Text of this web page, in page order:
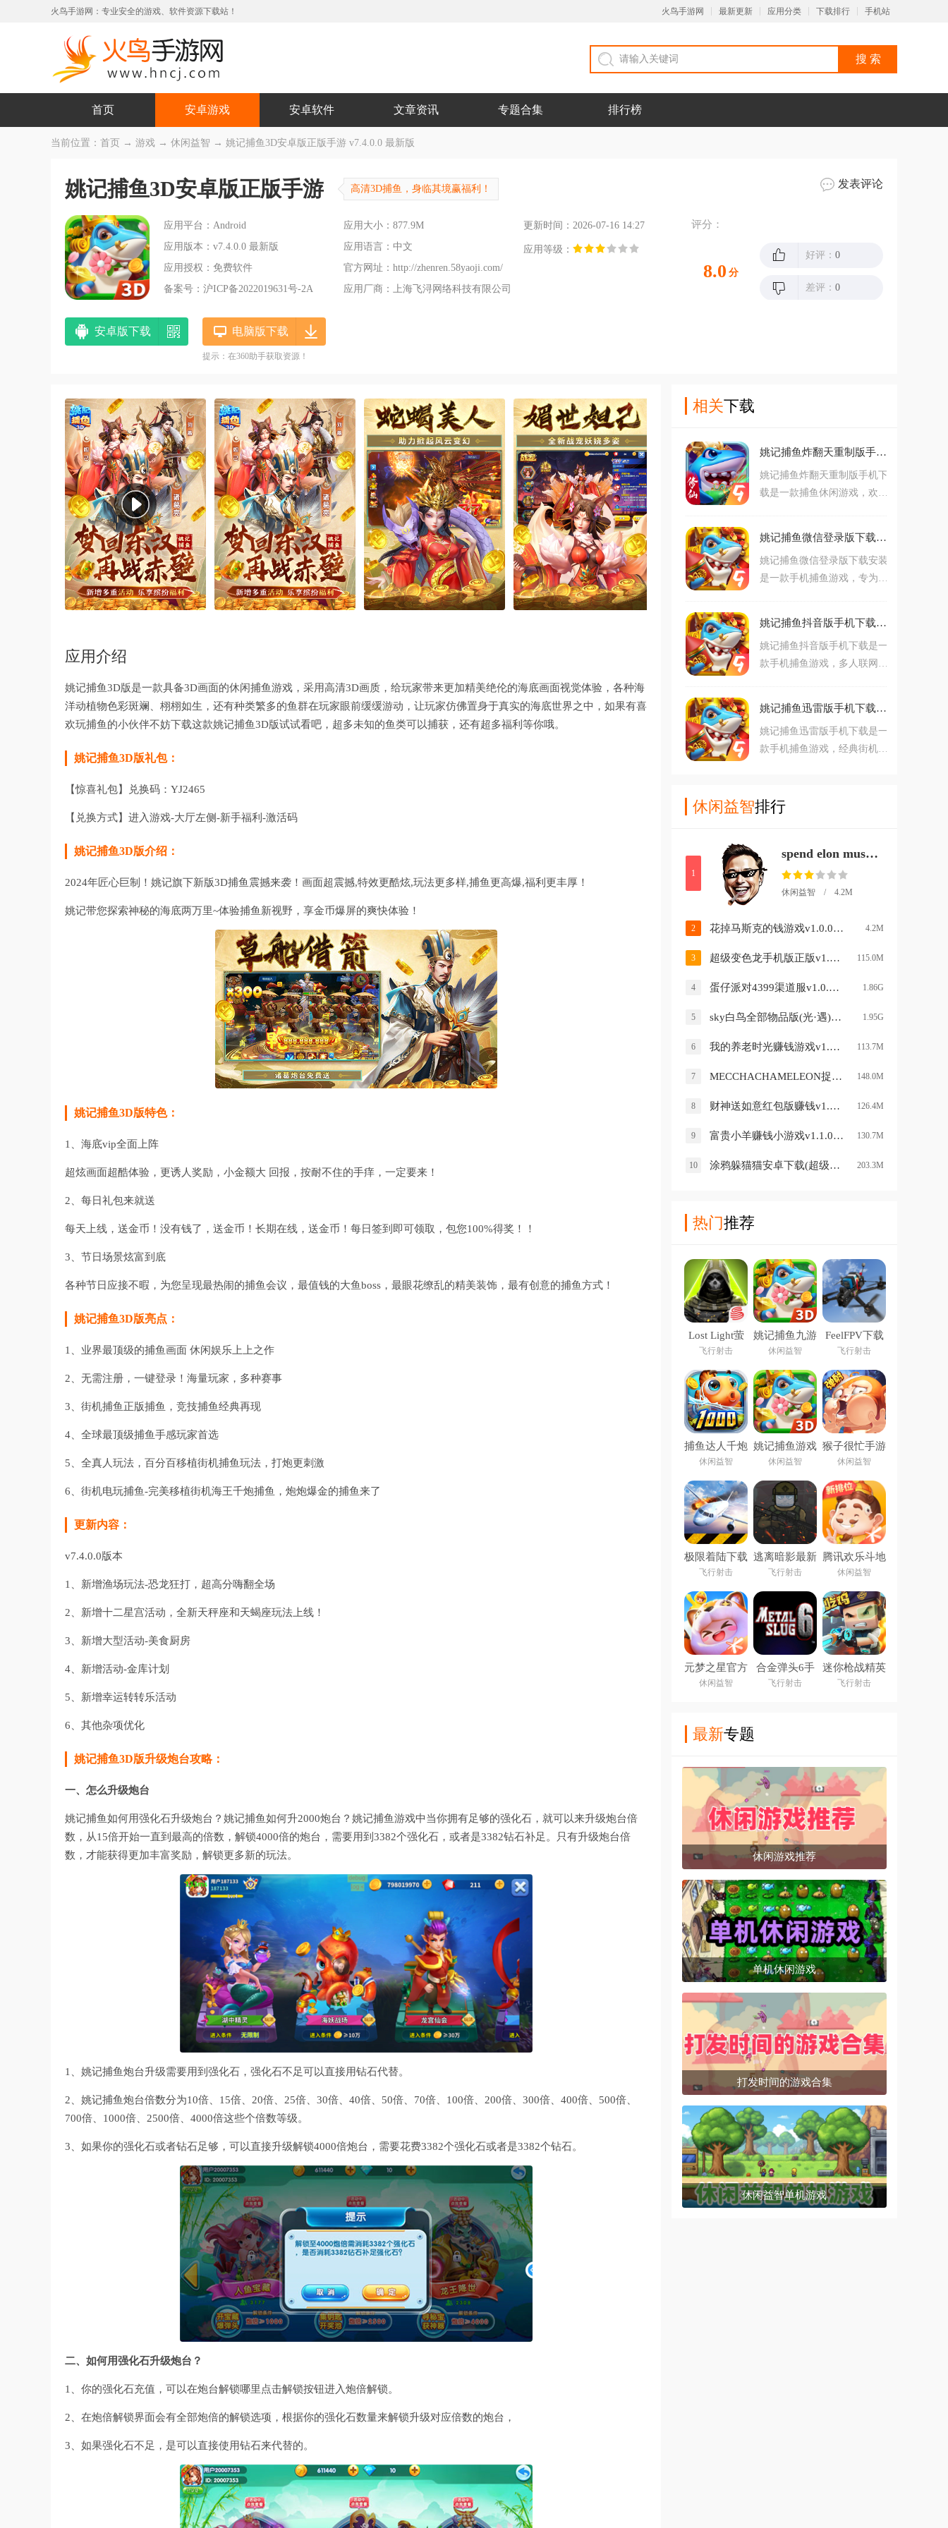
火鸟手游网：专业安全的游戏、软件资源下载站！ 火鸟手游网 最新更新 应用分类 下载排行 手机站
首页 安卓游戏 安卓软件 文章资讯 专题合集 排行榜
当前位置： 首页 → 游戏 → 休闲益智 → 姚记捕鱼3D安卓版正版手游 v7.4.0.0 最新版
姚记捕鱼3D安卓版正版手游 高清3D捕鱼，身临其境赢福利！ 发表评论
应用平台：Android 应用大小：877.9M
更新时间：2026-07-16 14:27
应用版本：v7.4.0.0 最新版
应用语言：中文
应用等级：
应用授权：免费软件
官方网址： http://zhenren.58yaoji.com/
备案号：沪ICP备2022019631号-2A
应用厂商：上海飞浔网络科技有限公司
评分：
8.0 分
好评： 0
差评： 0
安卓版下载 电脑版下载
提示：在360助手获取资源！
应用介绍
姚记捕鱼3D版是一款具备3D画面的休闲捕鱼游戏，采用高清3D画质，给玩家带来更加精美绝伦的海底画面视觉体验，各种海
洋动植物色彩斑斓、栩栩如生，还有种类繁多的鱼群在玩家眼前缓缓游动，让玩家仿佛置身于真实的海底世界之中，如果有喜
欢玩捕鱼的小伙伴不妨下载这款姚记捕鱼3D版试试看吧，超多未知的鱼类可以捕获，还有超多福利等你哦。
姚记捕鱼3D版礼包：
【惊喜礼包】兑换码：YJ2465
【兑换方式】进入游戏-大厅左侧-新手福利-激活码
姚记捕鱼3D版介绍：
2024年匠心巨制！姚记旗下新版3D捕鱼震撼来袭！画面超震撼,特效更酷炫,玩法更多样,捕鱼更高爆,福利更丰厚！
姚记带您探索神秘的海底两万里~体验捕鱼新视野，享金币爆屏的爽快体验！
姚记捕鱼3D版特色：
1、海底vip全面上阵
超炫画面超酷体验，更诱人奖励，小金额大 回报，按耐不住的手痒，一定要来！
2、每日礼包来就送
每天上线，送金币！没有钱了，送金币！长期在线，送金币！每日签到即可领取，包您100%得奖！！
3、节日场景炫富到底
各种节日应接不暇，为您呈现最热闹的捕鱼会议，最值钱的大鱼boss，最眼花缭乱的精美装饰，最有创意的捕鱼方式！
姚记捕鱼3D版亮点：
1、业界最顶级的捕鱼画面 休闲娱乐上上之作
2、无需注册，一键登录！海量玩家，多种赛事
3、街机捕鱼正版捕鱼，竞技捕鱼经典再现
4、全球最顶级捕鱼手感玩家首选
5、全真人玩法，百分百移植街机捕鱼玩法，打炮更刺激
6、街机电玩捕鱼-完美移植街机海王千炮捕鱼，炮炮爆金的捕鱼来了
更新内容：
v7.4.0.0版本
1、新增渔场玩法-恐龙狂打，超高分嗨翻全场
2、新增十二星宫活动，全新天秤座和天蝎座玩法上线！
3、新增大型活动-美食厨房
4、新增活动-金库计划
5、新增幸运转转乐活动
6、其他杂项优化
姚记捕鱼3D版升级炮台攻略：
一、怎么升级炮台
姚记捕鱼如何用强化石升级炮台？姚记捕鱼如何升2000炮台？姚记捕鱼游戏中当你拥有足够的强化石，就可以来升级炮台倍
数，从15倍开始一直到最高的倍数，解锁4000倍的炮台，需要用到3382个强化石，或者是3382钻石补足。只有升级炮台倍
数，才能获得更加丰富奖励，解锁更多新的玩法。
1、姚记捕鱼炮台升级需要用到强化石，强化石不足可以直接用钻石代替。
2、姚记捕鱼炮台倍数分为10倍、15倍、20倍、25倍、30倍、40倍、50倍、70倍、100倍、200倍、300倍、400倍、500倍、
700倍、1000倍、2500倍、4000倍这些个倍数等级。
3、如果你的强化石或者钻石足够，可以直接升级解锁4000倍炮台，需要花费3382个强化石或者是3382个钻石。
二、如何用强化石升级炮台？
1、你的强化石充值，可以在炮台解锁哪里点击解锁按钮进入炮倍解锁。
2、在炮倍解锁界面会有全部炮倍的解锁选项，根据你的强化石数量来解锁升级对应倍数的炮台，
3、如果强化石不足，是可以直接使用钻石来代替的。
相关下载
姚记捕鱼炸翻天重制版手机下载v10.8.1.0 最新版
姚记捕鱼炸翻天重制版手机下
载是一款捕鱼休闲游戏，欢乐
内，积极探索深海世界，捕猎
到自己意想不到的渔获，即刻
上线就有豪礼相赠，快来打开
姚记捕鱼微信登录版下载安装v7.4.0.0 安卓版
姚记捕鱼微信登录版下载安装
是一款手机捕鱼游戏，专为手
自由炮击，享受姚记捕鱼带来
最华丽的画面，体验一下最极
致的游戏体验感，当然，针对
策略，增加大炮的等级，提升
的金币。
姚记捕鱼抖音版手机下载v7.4.0.0 最新版
姚记捕鱼抖音版手机下载是一
款手机捕鱼游戏，多人联网模
丽的鱼阵，全新场景，带给你
前所未有的视觉盛宴，海量奖
励，红包、Ipad，海量好礼拿
享受游戏福利！
姚记捕鱼迅雷版手机下载v7.4.0.0 最新版
姚记捕鱼迅雷版手机下载是一
款手机捕鱼游戏，经典街机捕
停，大鱼超好打，尽享捕鱼大
乱，全新改版界面，操作更方
便，体验更畅快！
休闲益智排行
1
spend elon musk money中文版下载(花掉马斯克的钱)v1.0.0 安卓版
休闲益智 / 4.2M
2 花掉马斯克的钱游戏v1.0.0 安卓版 4.2M
3 超级变色龙手机版正版v1.5 安卓版 115.0M
4 蛋仔派对4399渠道服v1.0.59 安卓版 1.86G
5 sky白鸟全部物品版(光·遇)v0.15.5 最新版 1.95G
6 我的养老时光赚钱游戏v1.0.0.1 安卓版 113.7M
7 MECCHACHAMELEON捉迷藏手游(超级变色龙)v1.6 最新版 148.0M
8 财神送如意红包版赚钱v1.0.4 安卓版 126.4M
9 富贵小羊赚钱小游戏v1.1.0 安卓版 130.7M
10 涂鸦躲猫猫安卓下载(超级变色龙)v0.2.1 安卓版 203.3M
热门推荐
Lost Light萤
火突击手游下
载国际服
飞行射击
姚记捕鱼九游
账号登录版本
休闲益智
FeelFPV下载
安装
飞行射击
捕鱼达人千炮
版官方最新版
休闲益智
姚记捕鱼游戏
官方版
休闲益智
猴子很忙手游
休闲益智
极限着陆下载
安卓版
飞行射击
逃离暗影最新
版1.307 版本
飞行射击
腾讯欢乐斗地
主2026年新
版
休闲益智
元梦之星官方
正版下载
2026
休闲益智
合金弹头6手
机版下载中文
版
飞行射击
迷你枪战精英
下载安装最新
版
飞行射击
最新专题
休闲游戏推荐
单机休闲游戏
打发时间的游戏合集
休闲益智单机游戏